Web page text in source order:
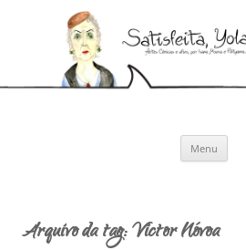
Menu
Arquivo da tag:Victor Nóvoa